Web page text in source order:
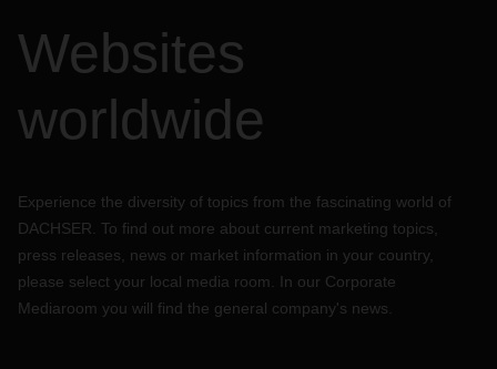
Websites
worldwide
Experience the diversity of topics from the fascinating world of
DACHSER. To find out more about current marketing topics,
press releases, news or market information in your country,
please select your local media room. In our Corporate
Mediaroom you will find the general company's news.